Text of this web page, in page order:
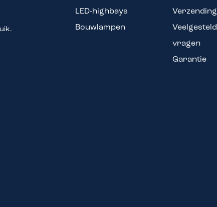
LED-highbays
Bouwlampen
Verzending
vragen
Garantie